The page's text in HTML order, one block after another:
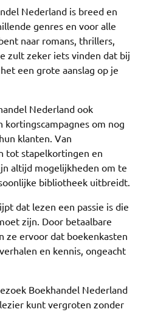
Nederland is breed en
genres en voor alle
naar romans, thrillers,
zult zeker iets vinden dat bij
een grote aanslag op je
Nederland ook
kortingscampagnes om nog
klanten. Van
tot stapelkortingen en
altijd mogelijkheden om te
bibliotheek uitbreidt.
dat lezen een passie is die
zijn. Door betaalbare
ze ervoor dat boekenkasten
en kennis, ongeacht
Boekhandel Nederland
kunt vergroten zonder